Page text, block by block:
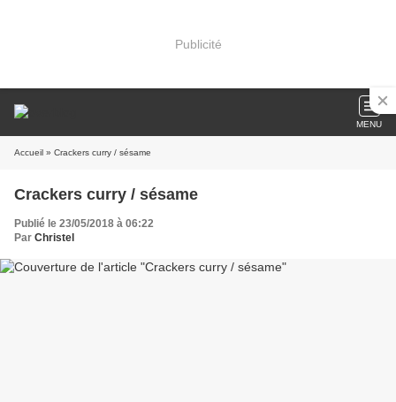
Publicité
MENU
Accueil » Crackers curry / sésame
Crackers curry / sésame
Publié le 23/05/2018 à 06:22
Par Christel